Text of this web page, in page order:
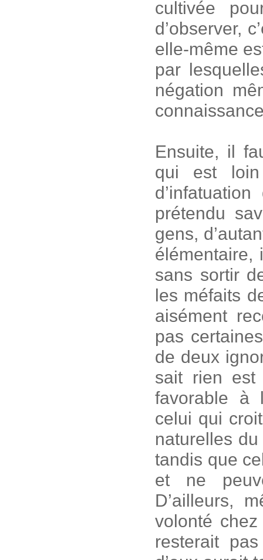
cultivée
d’observer,
elle-même
par
négation
Ensuite, il
qui est loin
prétendu
gens,
élémentaire,
sans sortir
les méfaits
aisément
pas
de deux
sait rien est
favorable à
celui qui
naturelles
tandis que
et ne
D’ailleurs,
volonté
resterait